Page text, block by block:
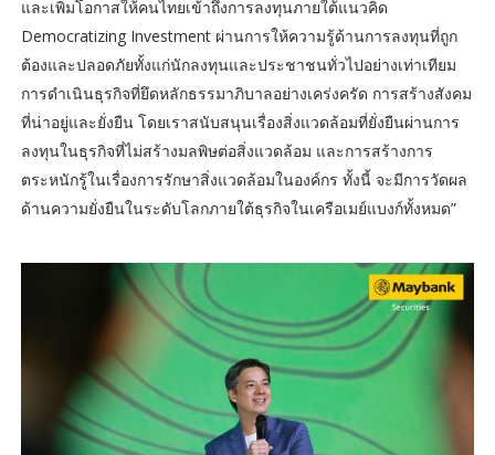
และเพิ่มโอกาสให้คนไทยเข้าถึงการลงทุนภายใต้แนวคิด
Democratizing Investment ผ่านการให้ความรู้ด้านการลงทุนที่ถูก
ต้องและปลอดภัยทั้งแก่นักลงทุนและประชาชนทั่วไปอย่างเท่าเทียม
การดำเนินธุรกิจที่ยึดหลักธรรมาภิบาลอย่างเคร่งครัด การสร้างสังคม
ที่น่าอยู่และยั่งยืน โดยเราสนับสนุนเรื่องสิ่งแวดล้อมที่ยั่งยืนผ่านการ
ลงทุนในธุรกิจที่ไม่สร้างมลพิษต่อสิ่งแวดล้อม และการสร้างการ
ตระหนักรู้ในเรื่องการรักษาสิ่งแวดล้อมในองค์กร ทั้งนี้ จะมีการวัดผล
ด้านความยั่งยืนในระดับโลกภายใต้ธุรกิจในเครือเมย์แบงก์ทั้งหมด”